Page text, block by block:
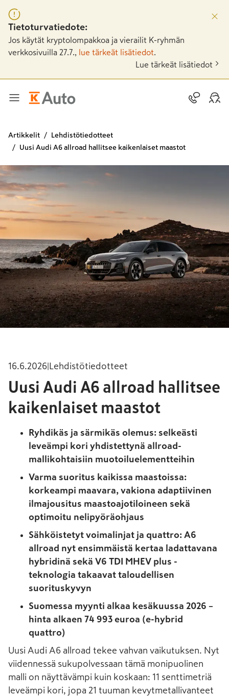
Tietoturvatiedote:
Jos käytät kryptolompakkoa ja vierailit K-ryhmän
verkkosivuilla 27.7.,
lue tärkeät lisätiedot
Lue tärkeät lisätiedot
Artikkelit
Lehdistötiedotteet
Uusi Audi A6 allroad hallitsee kaikenlaiset maastot
16.6.2026 Lehdistötiedotteet
Uusi Audi A6 allroad hallitsee
kaikenlaiset maastot
Ryhdikäs ja särmikäs olemus: selkeästi
leveämpi kori yhdistettynä allroad-
mallikohtaisiin muotoiluelementteihin
Varma suoritus kaikissa maastoissa:
korkeampi maavara, vakiona adaptiivinen
ilmajousitus maastoajotiloineen sekä
optimoitu nelipyöräohjaus
Sähköistetyt voimalinjat ja quattro: A6
allroad nyt ensimmäistä kertaa ladattavana
hybridinä sekä V6 TDI MHEV plus -
teknologia takaavat taloudellisen
suorituskyvyn
Suomessa myynti alkaa kesäkuussa 2026 –
hinta alkaen 74 993 euroa (e-hybrid
quattro)
Uusi Audi A6 allroad tekee vahvan vaikutuksen. Nyt
viidennessä sukupolvessaan tämä monipuolinen
malli on näyttävämpi kuin koskaan: 11 senttimetriä
leveämpi kori, jopa 21 tuuman kevytmetallivanteet